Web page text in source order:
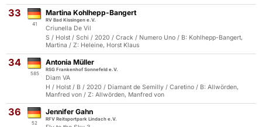
33
41
Martina Kohlhepp-Bangert
RV Bad Kissingen e.V.
Criunella De Vil
S / Holst / Schi / 2020 / Crack / Numero Uno / B: Kohlhepp-Bangert,
Martina / Z: Heleine, Horst Klaus
34
585
Antonia Müller
RSG Frankenhof Sonnefeld e.V.
Diam VA
H / Holst / B / 2020 / Diamant de Semilly / Caretino / B: Allwörden,
Manfred von / Z: Allwörden, Manfred von
36
52
Jennifer Gahn
RFV Reitsportpark Lindach e.V.